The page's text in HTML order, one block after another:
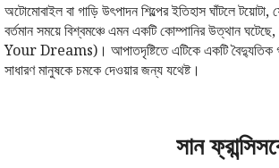
অটোমোবাইল বা গাড়ি উৎপাদন শিল্পের ইতিহাস ঘাঁটলে
বর্তমান সময়ে বিশ্বমঞ্চে এমন একটি কোম্পানির উত্থান
Your Dreams)। আপাতদৃষ্টিতে এটিকে একটি বৈদ্যুতিক
সাধারণ মানুষকে চমকে দেওয়ার জন্য যথেষ্ট।
সান